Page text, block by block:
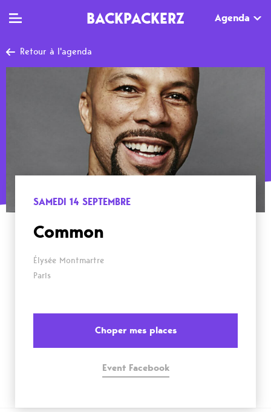
BACKPACKERZ Agenda
MAG
Dossiers
Tops
Interviews
Retour à l'agenda
SAMEDI 14 SEPTEMBRE
Common
Élysée Montmartre
Paris
Choper mes places
Event Facebook